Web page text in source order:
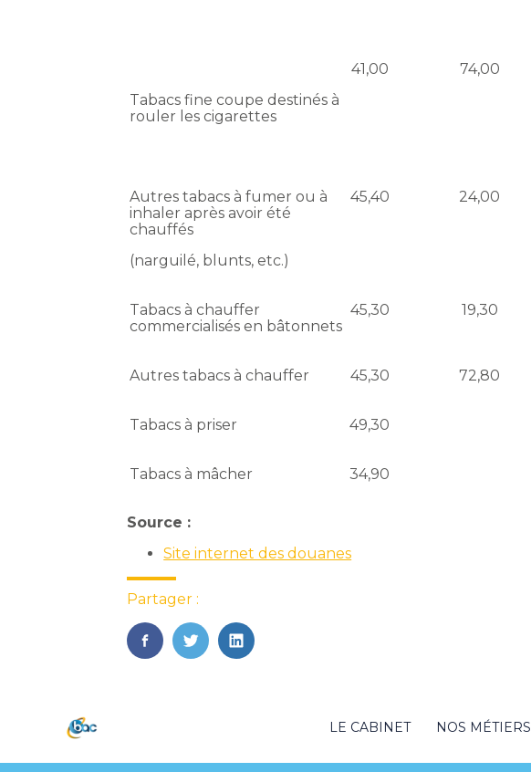
Tabacs fine coupe destinés à
rouler les cigarettes
41,00 74,00
Autres tabacs à fumer ou à
inhaler après avoir été
chauffés
(narguilé, blunts, etc.)
45,40 24,00
Tabacs à chauffer
commercialisés en bâtonnets
45,30 19,30
Autres tabacs à chauffer 45,30 72,80
Tabacs à priser 49,30
Tabacs à mâcher 34,90
Source :
Site internet des douanes
Partager :
FaceBook
TwitterLinkedIn
Footer
LE CABINET NOS MÉTIERS